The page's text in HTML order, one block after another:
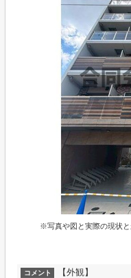
※写真や図と実際の現状
コメント 【外観】